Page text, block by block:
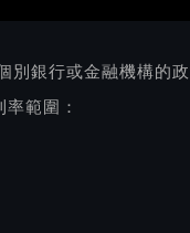
別銀行或金融機構的
範圍：